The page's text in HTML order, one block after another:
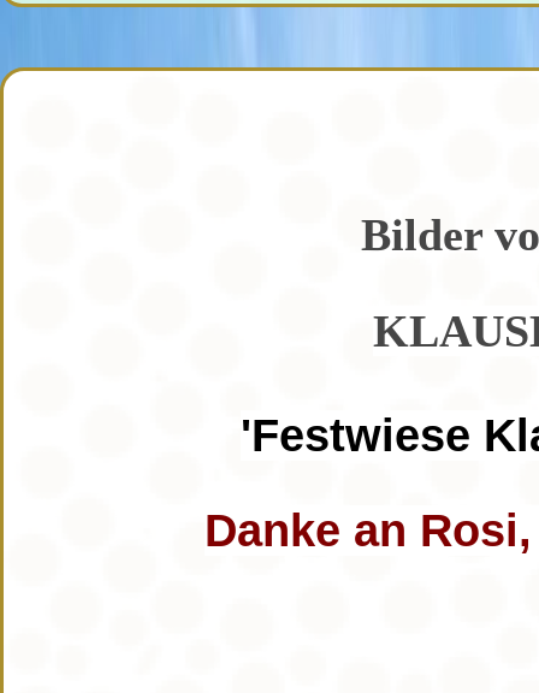
Bilder
'Festwiese
Danke an